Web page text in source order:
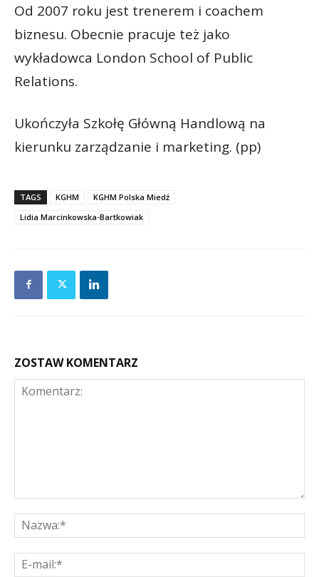
Od 2007 roku jest trenerem i coachem
biznesu. Obecnie pracuje też jako
wykładowca London School of Public
Relations.
Ukończyła Szkołę Główną Handlową na
kierunku zarządzanie i marketing. (pp)
TAGS KGHM
KGHM Polska Miedź
Lidia Marcinkowska-Bartkowiak
ZOSTAW KOMENTARZ